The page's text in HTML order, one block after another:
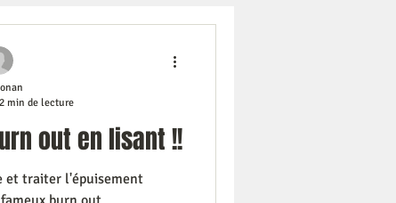
out en lisant !!
et traiter l'épuisement
2 min de lecture